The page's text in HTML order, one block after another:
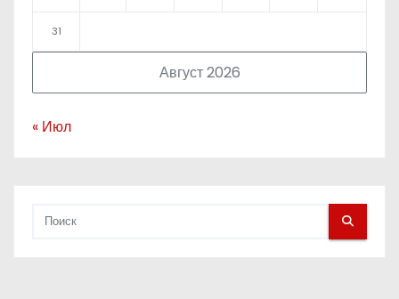
Август 2026
31
« Июл